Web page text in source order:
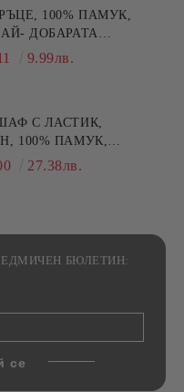
100% ПАМУК,
ДОБАРАТА
, РАЗМЕР:
9.99лв.
С ЛАСТИК,
100% ПАМУК,
27.38лв.
СЕДМИЧЕН БЮЛЕТИН: